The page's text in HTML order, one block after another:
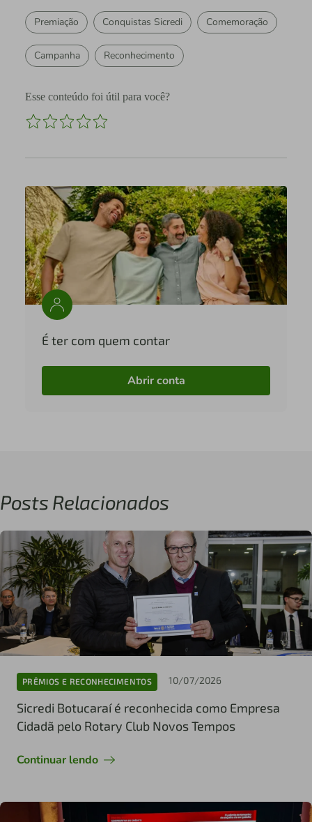
Premiação Conquistas Sicredi Comemoração
Campanha Reconhecimento
Esse conteúdo foi útil para você?
É ter com quem contar
Abrir conta
Posts Relacionados
PRÊMIOS E RECONHECIMENTOS 10/07/2026
Sicredi Botucaraí é reconhecida como Empresa
Cidadã pelo Rotary Club Novos Tempos
Continuar lendo